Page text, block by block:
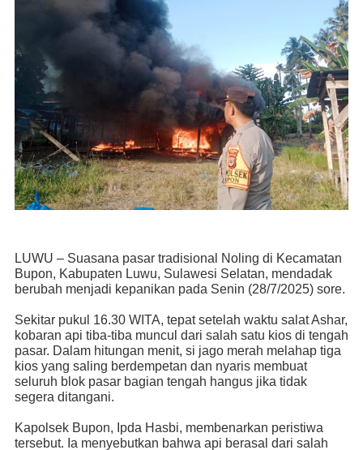
LUWU – Suasana pasar tradisional Noling di Kecamatan
Bupon, Kabupaten Luwu, Sulawesi Selatan, mendadak
berubah menjadi kepanikan pada Senin (28/7/2025) sore.
Sekitar pukul 16.30 WITA, tepat setelah waktu salat Ashar,
kobaran api tiba-tiba muncul dari salah satu kios di tengah
pasar. Dalam hitungan menit, si jago merah melahap tiga
kios yang saling berdempetan dan nyaris membuat
seluruh blok pasar bagian tengah hangus jika tidak
segera ditangani.
Kapolsek Bupon, Ipda Hasbi, membenarkan peristiwa
tersebut. Ia menyebutkan bahwa api berasal dari salah